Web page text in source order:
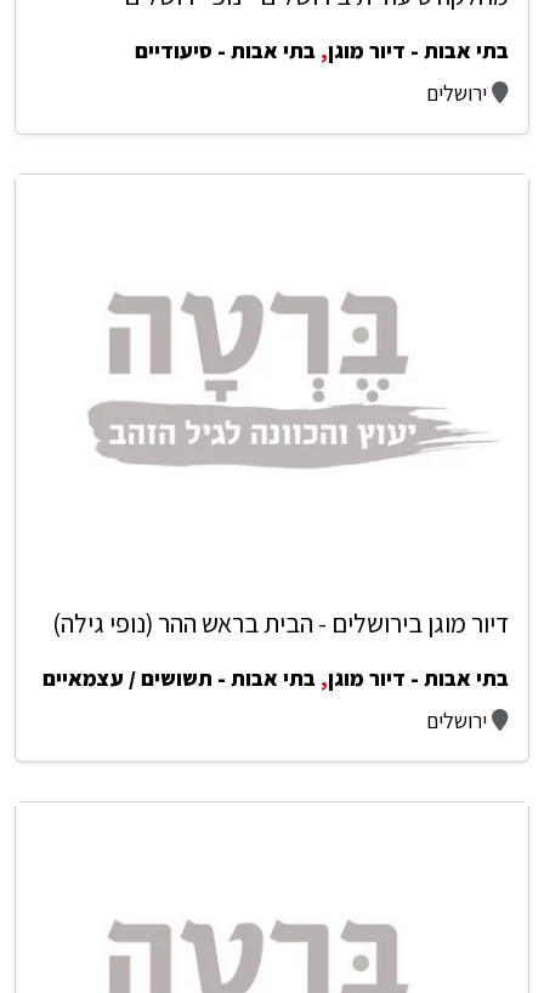
בתי אבות - דיור מוגן, בתי אבות - סיעודיים
ירושלים
דיור מוגן בירושלים - הבית בראש ההר (נופי גילה)
בתי אבות - דיור מוגן, בתי אבות - תשושים / עצמאיים
ירושלים